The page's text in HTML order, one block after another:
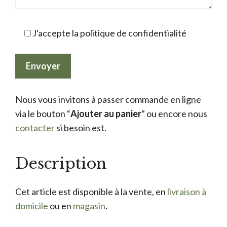
J'accepte la politique de confidentialité
Nous vous invitons à passer commande en ligne
via le bouton “Ajouter au panier” ou encore nous
contactersi besoin est.
Description
Cet article est disponible à la vente, en livraison à
domicile ou en magasin.